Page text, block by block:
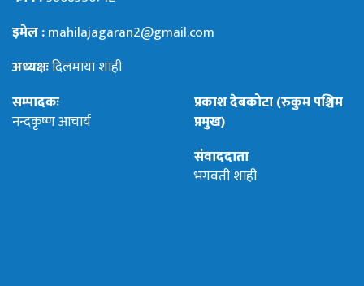
इमेल :mahilajagaran2@gmail.com
अध्यक्षःदिलमाया शाही
सम्पादकः
नन्दकृष्ण आचार्य
प्रकाश देबकोटा (रुकुम पश्चिम
प्रमुख)
संवाददाता
भगवती शाही